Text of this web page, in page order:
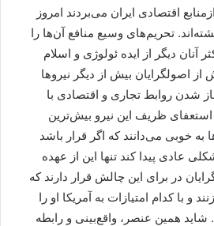
اقتصادی ایران می‌بردند امروز
تحریم‌های وسیع منافع آن‌ها را
آنان دیگر از ایده ئولوژی و اسلام
اصولگرایان بیش از دیگر نیروها
شدن روابط تجاری و اقتصادی با
ظریف این نیرو بیش‌ترین
به خوبی می‌دانند که اگر قرار باشد
عادی پیدا کند تنها این از عهده
در برای این چالش قرار دارند که
و با کدام امتیازات به آمریکا او را
شاید همین عنصر، واقع‌بینی و رابطه